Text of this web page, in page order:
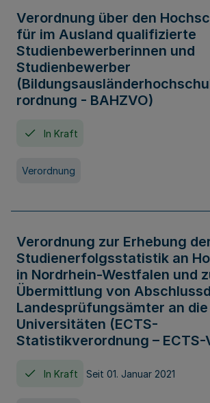
Verordnung über den
für im Ausland qualifizierte
Studienbewerberinnen und
Studienbewerber
rordnung - BAHZVO)
In Kraft
Verordnung
Verordnung zur Erhebung
Studienerfolgsstatistik an
in Nordrhein-Westfalen und
Übermittlung von
Landesprüfungsämter an die
Universitäten (ECTS-
Statistikverordnung – ECTS-
In Kraft Seit 01. Januar 2021